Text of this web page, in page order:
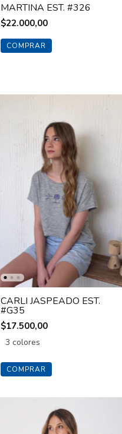
MARTINA EST. #326
$22.000,00
COMPRAR
CARLI JASPEADO EST.
#G35
$17.500,00
3 colores
COMPRAR